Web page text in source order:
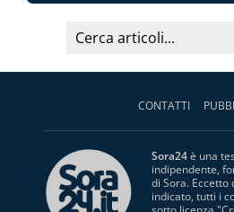
CONTATTI
Sora24è una
indipendente,
di Sora. Eccetto
indicato, tutti i